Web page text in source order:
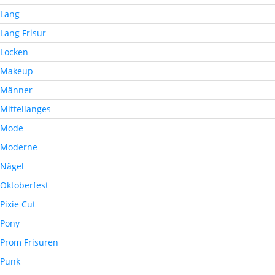
Lang
Lang Frisur
Locken
Makeup
Männer
Mittellanges
Mode
Moderne
Nägel
Oktoberfest
Pixie Cut
Pony
Prom Frisuren
Punk